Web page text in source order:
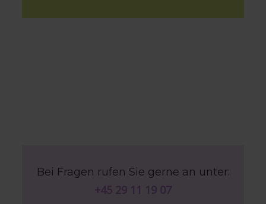
Bei Fragen rufen Sie gerne an unter:
+45 29 11 19 07